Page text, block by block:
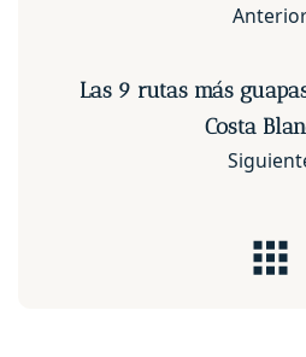
Las 9 rutas más
Costa